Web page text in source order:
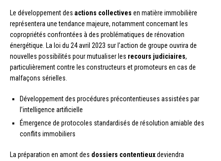
Le développement des actions collectives en matière immobilière
représentera une tendance majeure, notamment concernant les
copropriétés confrontées à des problématiques de rénovation
énergétique. La loi du 24 avril 2023 sur l’action de groupe ouvrira de
nouvelles possibilités pour mutualiser les recours judiciaires,
particulièrement contre les constructeurs et promoteurs en cas de
malfaçons sérielles.
Développement des procédures précontentieuses assistées par
l’intelligence artificielle
Émergence de protocoles standardisés de résolution amiable des
conflits immobiliers
La préparation en amont des dossiers contentieuxdeviendra